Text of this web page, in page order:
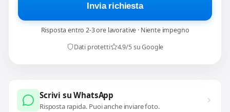
Invia richiesta
Risposta entro 2-3 ore lavorative · Niente impegno
Dati protetti
4.9/5 su Google
Scrivi su WhatsApp
Risposta rapida. Puoi anche inviare foto.